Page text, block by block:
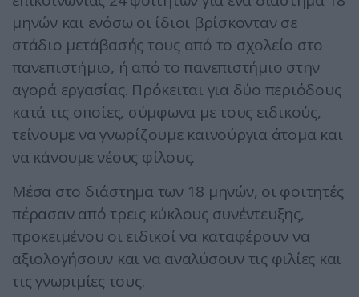
μηνών και ενόσω οι ίδιοι βρίσκονταν σε
στάδιο μετάβασής τους από το σχολείο στο
πανεπιστήμιο, ή από το πανεπιστήμιο στην
αγορά εργασίας. Πρόκειται για δύο περιόδους
κατά τις οποίες, σύμφωνα με τους ειδικούς,
τείνουμε να γνωρίζουμε καινούργια άτομα και
να κάνουμε νέους φίλους.
Μέσα στο διάστημα των 18 μηνών, οι φοιτητές
πέρασαν από τρεις κύκλους συνέντευξης,
προκειμένου οι ειδικοί να καταφέρουν να
αξιολογήσουν και να αναλύσουν τις φιλίες και
τις γνωριμίες τους.